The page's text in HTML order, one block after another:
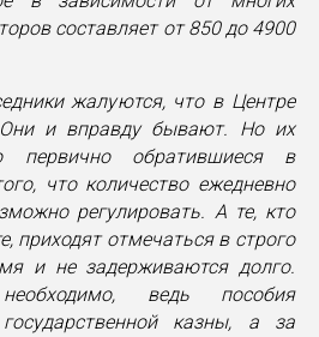
составляет от 850 до 4900
жалуются, что в Центре
Они и вправду бывают. Но их
первично обратившиеся в
что количество ежедневно
регулировать. А те, кто
приходят отмечаться в строго
и не задерживаются долго.
ведь пособия
казны, а за